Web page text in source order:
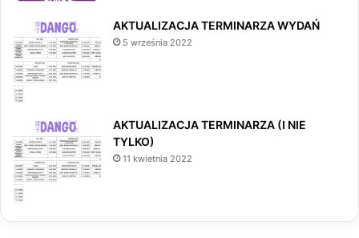
AKTUALIZACJA TERMINARZA WYDAŃ
5 września 2022
AKTUALIZACJA TERMINARZA (I NIE
TYLKO)
11 kwietnia 2022